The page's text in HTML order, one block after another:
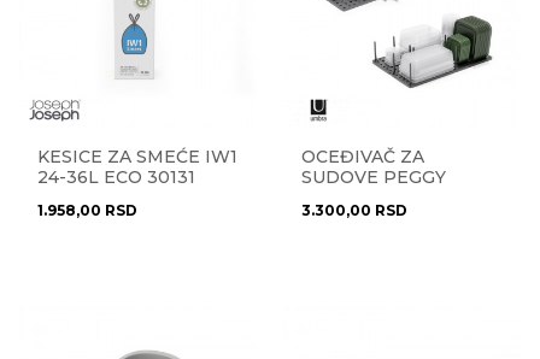
KESICE ZA SMEĆE IW1
24-36L ECO 30131
1.958,00 RSD
OCEĐIVAČ ZA
SUDOVE PEGGY
3.300,00 RSD